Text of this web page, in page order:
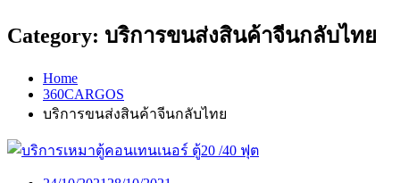
Category: บริการขนส่งสินค้าจีนกลับไทย
Home
360CARGOS
บริการขนส่งสินค้าจีนกลับไทย